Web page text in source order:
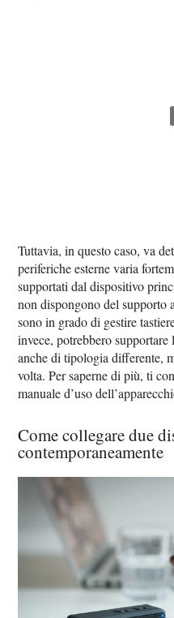
Tuttavia, in questo caso, va
periferiche esterne varia
supportati dal dispositivo
non dispongono del supporto
sono in grado di gestire
invece, potrebbero
anche di tipologia differente,
volta. Per saperne di più, ti
manuale d’uso
Come collegare due
contemporaneamente